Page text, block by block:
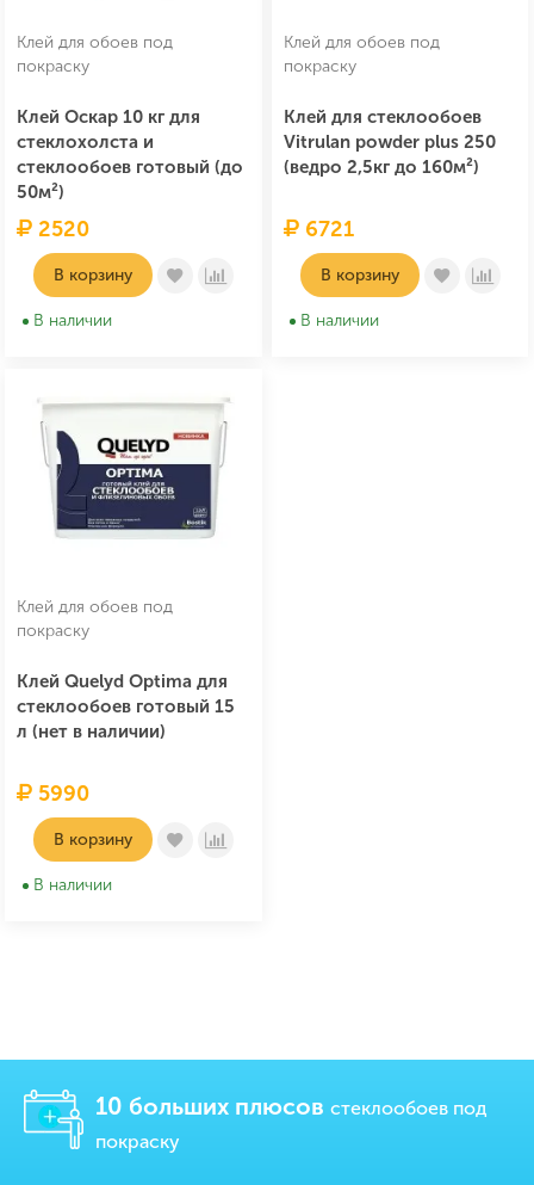
Клей для обоев под
покраску
Клей Оскар 10 кг для
стеклохолста и
стеклообоев готовый (до
50м²)
2520
В корзину
В наличии
Клей для обоев под
покраску
Клей для стеклообоев
Vitrulan powder plus 250
(ведро 2,5кг до 160м²)
6721
В корзину
В наличии
Клей для обоев под
покраску
Клей Quelyd Optima для
стеклообоев готовый 15
л (нет в наличии)
5990
В корзину
В наличии
10 больших плюсов стеклообоев под
покраску